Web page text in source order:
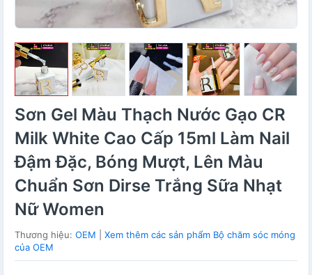
Sơn Gel Màu Thạch Nước Gạo CR
Milk White Cao Cấp 15ml Làm Nail
Đậm Đặc, Bóng Mượt, Lên Màu
Chuẩn Sơn Dirse Trắng Sữa Nhạt
Nữ Women
Thương hiệu: OEM
Xem thêm các sản phẩm Bộ chăm sóc móng
của OEM